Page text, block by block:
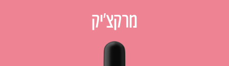
מרקצ׳יק